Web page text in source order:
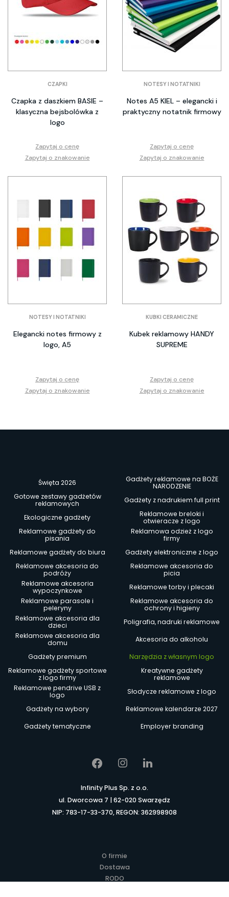
CZAPKI
Czapka z daszkiem BASIE –
klasyczna bejsbolówka z
logo
Zapytaj o cenę
Zapytaj o znakowanie
NOTESY I NOTATNIKI
Notes A5 KIEL – elegancki i
praktyczny notatnik firmowy
Zapytaj o cenę
Zapytaj o znakowanie
NOTESY I NOTATNIKI
Elegancki notes firmowy z
logo, A5
Zapytaj o cenę
Zapytaj o znakowanie
KUBKI CERAMICZNE
Kubek reklamowy HANDY
SUPREME
Zapytaj o cenę
Zapytaj o znakowanie
Święta 2026
Gadżety reklamowe na BOŻE
NARODZENIE
Gotowe zestawy gadżetów
reklamowych
Gadżety z nadrukiem full print
Ekologiczne gadżety
Reklamowe breloki i
otwieracze z logo
Reklamowe gadżety do
pisania
Reklamowa odzież z logo
firmy
Reklamowe gadżety do biura
Gadżety elektroniczne z logo
Reklamowe akcesoria do
podróży
Reklamowe akcesoria do
picia
Reklamowe akcesoria
wypoczynkowe
Reklamowe torby i plecaki
Reklamowe parasole i
peleryny
Reklamowe akcesoria do
ochrony i higieny
Reklamowe akcesoria dla
dzieci
Poligrafia, nadruki reklamowe
Reklamowe akcesoria dla
domu
Akcesoria do alkoholu
Gadżety premium
Narzędzia z własnym logo
Reklamowe gadżety sportowe
z logo firmy
Kreatywne gadżety
reklamowe
Reklamowe pendrive USB z
logo
Słodycze reklamowe z logo
Gadżety na wybory
Reklamowe kalendarze 2027
Gadżety tematyczne
Employer branding
Infinity Plus Sp. z o.o.
ul. Dworcowa 7 | 62-020 Swarzędz
NIP: 783-17-33-370, REGON: 362998908
O firmie
Dostawa
RODO